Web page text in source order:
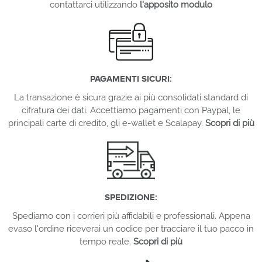
contattarci utilizzando l'apposito modulo
PAGAMENTI SICURI:
La transazione è sicura grazie ai più consolidati standard di
cifratura dei dati. Accettiamo pagamenti con Paypal, le
principali carte di credito, gli e-wallet e Scalapay. Scopri di più
SPEDIZIONE:
Spediamo con i corrieri più affidabili e professionali. Appena
evaso l'ordine riceverai un codice per tracciare il tuo pacco in
tempo reale. Scopri di più